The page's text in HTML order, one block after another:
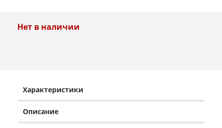
Нет в наличии
Характеристики
Описание